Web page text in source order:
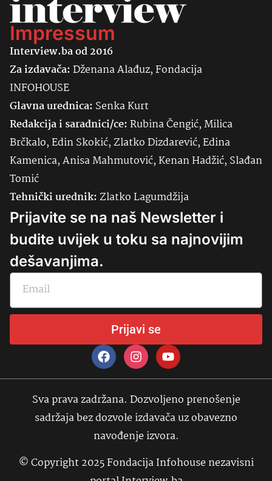
Impressum
Interview.ba od 2016
Za izdavača:Dženana Alađuz, Fondacija
INFOHOUSE
Glavna urednica: SenkaKurt
Redakcija i saradnici/ce:Rubina Čengić, Milica
Brčkalo, Edin Skokić, Zlatko Dizdarević, Edina
Kamenica, Anisa Mahmutović, Kenan Hadžić, Slađan
Tomić
Tehnički urednik:Zlatko Lagumdžija
Prijavite se na naš Newsletter i
budite uvijek u toku sa najnovijim
dešavanjima.
Prijavi se
Sva prava zadržana. Dozvoljeno prenošenje
sadržaja bez dozvole izdavača uz obavezno
navođenje izvora.
© Copyright 2025 Fondacija Infohouse nezavisni